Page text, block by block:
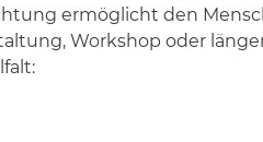
ermöglicht den
Workshop oder